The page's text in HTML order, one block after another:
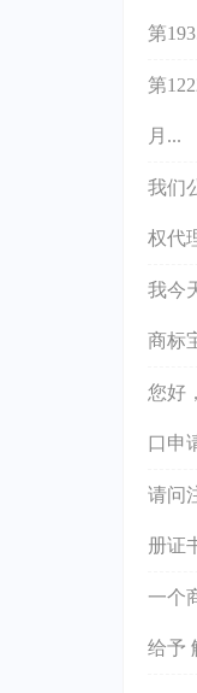
第
第
月...
我们
权代
我今
商标
您好
口申
请问
册证
一个
给予